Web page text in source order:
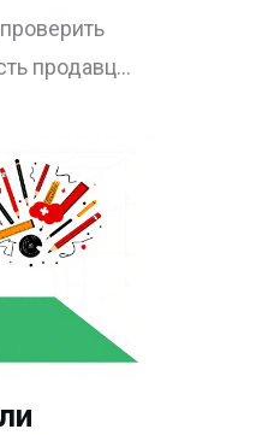
продавца